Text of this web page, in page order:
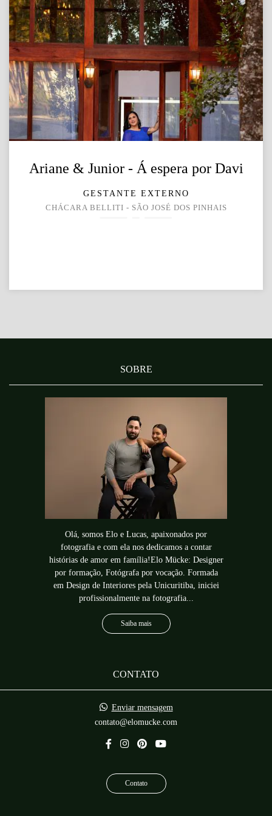
Ariane & Junior - Á espera por Davi
GESTANTE EXTERNO
CHÁCARA BELLITI - SÃO JOSÉ DOS PINHAIS
SOBRE
Olá, somos Elo e Lucas, apaixonados por
fotografia e com ela nos dedicamos a contar
histórias de amor em família!Elo Mücke: Designer
por formação, Fotógrafa por vocação. Formada
em Design de Interiores pela Unicuritiba, iniciei
profissionalmente na fotografia...
Saiba mais
CONTATO
Enviar mensagem
contato@elomucke.com
Contato